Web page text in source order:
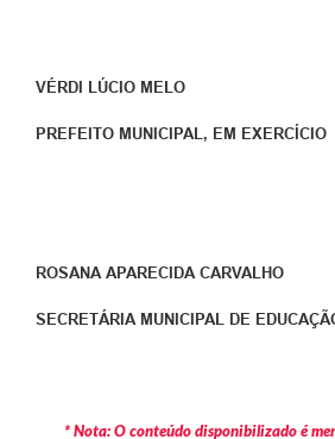
VÉRDI LÚCIO MELO
PREFEITO MUNICIPAL, EM EXERCÍCIO
ROSANA APARECIDA CARVALHO
SECRETÁRIA MUNICIPAL DE
* Nota: O conteúdo disponibilizado é